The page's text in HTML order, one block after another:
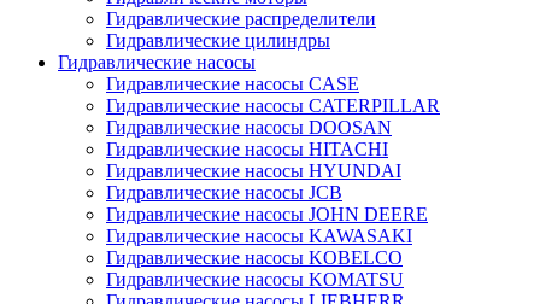
Гидравлические распределители
Гидравлические цилиндры
Гидравлические насосы
Гидравлические насосы CASE
Гидравлические насосы CATERPILLAR
Гидравлические насосы DOOSAN
Гидравлические насосы HITACHI
Гидравлические насосы HYUNDAI
Гидравлические насосы JCB
Гидравлические насосы JOHN DEERE
Гидравлические насосы KAWASAKI
Гидравлические насосы KOBELCO
Гидравлические насосы KOMATSU